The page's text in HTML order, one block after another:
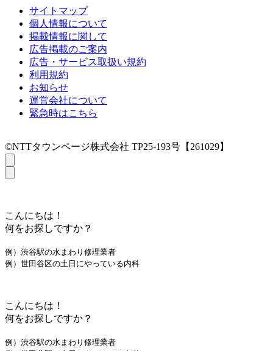
サイトマップ
個人情報について
掲載情報に関して
広告掲載のご案内
広告・サービス取扱い規約
利用規約
お知らせ
運営会社について
緊急時はこちら
©NTTタウンページ株式会社 TP25-193号【261029】
こんにちは！
何をお探しですか？
例）渋谷駅の水まわり修理業者
例）世田谷区の土日にやっている内科
こんにちは！
何をお探しですか？
例）渋谷駅の水まわり修理業者